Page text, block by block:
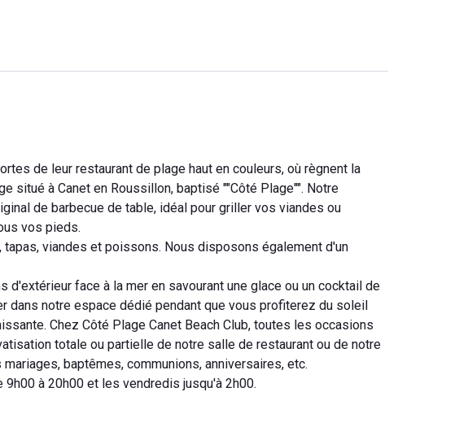
de leur restaurant de plage haut en couleurs, où règnent la
situé à Canet en Roussillon, baptisé ""Côté Plage"". Notre
de barbecue de table, idéal pour griller vos viandes ou
vos pieds.
viandes et poissons. Nous disposons également d'un
face à la mer en savourant une glace ou un cocktail de
notre espace dédié pendant que vous profiterez du soleil
Chez Côté Plage Canet Beach Club, toutes les occasions
totale ou partielle de notre salle de restaurant ou de notre
baptêmes, communions, anniversaires, etc.
à 20h00 et les vendredis jusqu'à 2h00.